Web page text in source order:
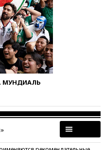
МУНДИАЛЬ